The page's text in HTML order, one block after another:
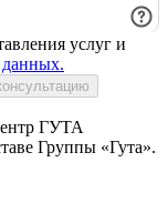
услуг и
данных.
ГУТА
Группы «Гута».